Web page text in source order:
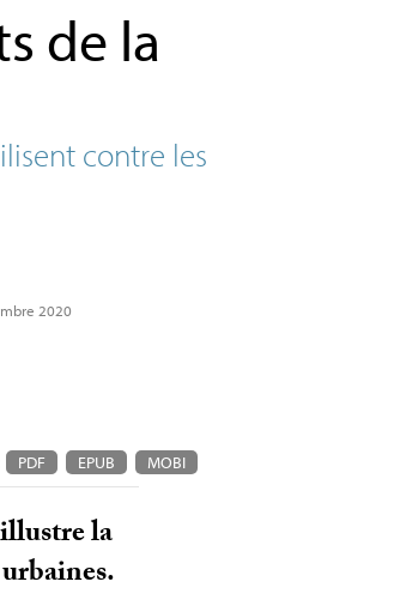
de la
contre les
2020
PDF EPUB MOBI
la